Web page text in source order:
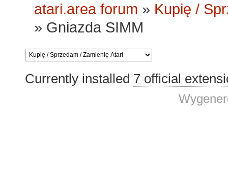
atari.area forum » Kupię /
» Gniazda SIMM
Currently installed 7 official